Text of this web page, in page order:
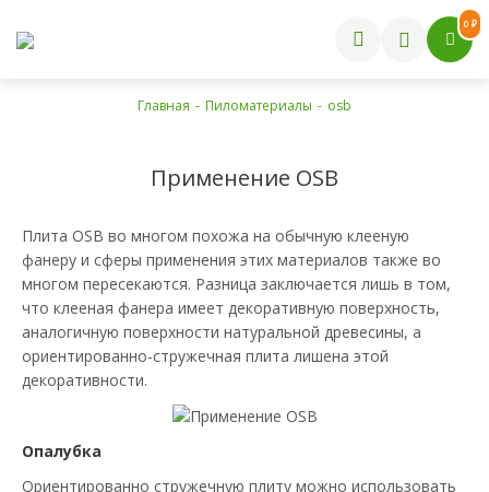
0 ₽
Главная - Пиломатериалы - osb
Применение OSB
Плита OSB во многом похожа на обычную клееную
фанеру и сферы применения этих материалов также во
многом пересекаются. Разница заключается лишь в том,
что клееная фанера имеет декоративную поверхность,
аналогичную поверхности натуральной древесины, а
ориентированно-стружечная плита лишена этой
декоративности.
Опалубка
Ориентированно стружечную плиту можно использовать